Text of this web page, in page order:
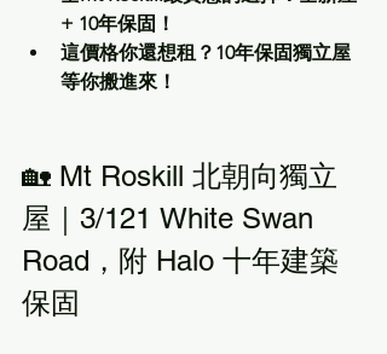
+ 10年保固！
這價格你還想租？10年保固獨立屋
等你搬進來！
🏡 Mt Roskill 北朝向獨立
屋｜3/121 White Swan
Road，附 Halo 十年建築
保固